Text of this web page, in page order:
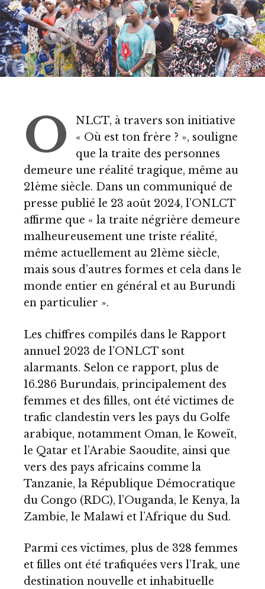
O
NLCT, à travers son initiative
« Où est ton frère ? », souligne
que la traite des personnes
demeure une réalité tragique, même au
21ème siècle. Dans un communiqué de
presse publié le 23 août 2024, l’ONLCT
affirme que « la traite négrière demeure
malheureusement une triste réalité,
même actuellement au 21ème siècle,
mais sous d’autres formes et cela dans le
monde entier en général et au Burundi
en particulier ».
Les chiffres compilés dans le Rapport
annuel 2023 de l’ONLCT sont
alarmants. Selon ce rapport, plus de
16.286 Burundais, principalement des
femmes et des filles, ont été victimes de
trafic clandestin vers les pays du Golfe
arabique, notamment Oman, le Koweït,
le Qatar et l’Arabie Saoudite, ainsi que
vers des pays africains comme la
Tanzanie, la République Démocratique
du Congo (RDC), l’Ouganda, le Kenya, la
Zambie, le Malawi et l’Afrique du Sud.
Parmi ces victimes, plus de 328 femmes
et filles ont été trafiquées vers l’Irak, une
destination nouvelle et inhabituelle